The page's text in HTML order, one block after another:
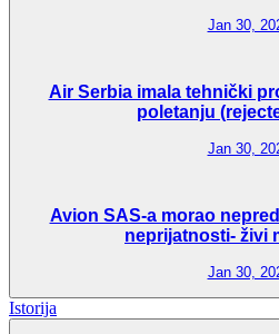
Jan 30,
Air Serbia imala tehnički
poletanju
Jan 30,
Avion SAS-a morao
neprijatnosti- živi
Jan 30,
Istorija